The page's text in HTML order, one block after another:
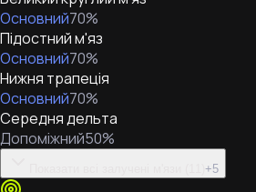
Основний70%
Підостний м'яз
Основний70%
Нижня трапеція
Основний70%
Середня дельта
Допоміжний50%
+5